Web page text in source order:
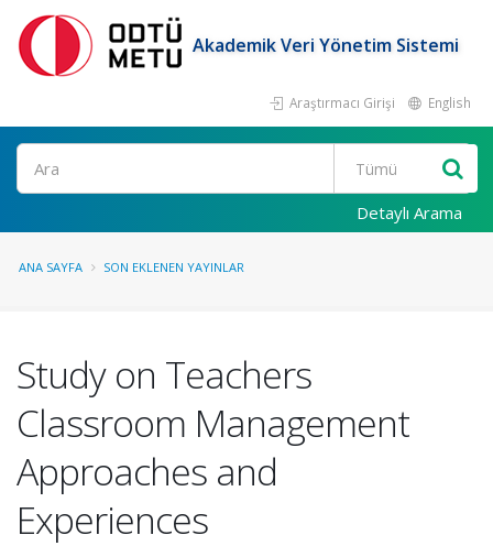
Akademik Veri Yönetim Sistemi
Araştırmacı Girişi English
Ara
Detaylı Arama
ANA SAYFA SON EKLENEN YAYINLAR
Study on Teachers
Classroom Management
Approaches and
Experiences